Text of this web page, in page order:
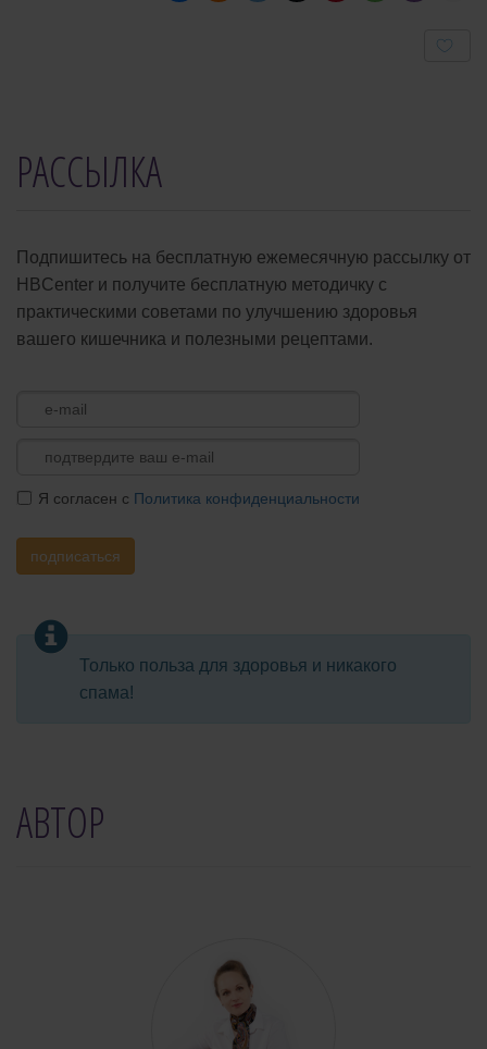
РАССЫЛКА
Подпишитесь на бесплатную ежемесячную рассылку от
HBCenter и получите бесплатную методичку с
практическими советами по улучшению здоровья
вашего кишечника и полезными рецептами.
Я согласен с Политика конфиденциальности
подписаться
Только польза для здоровья и никакого
спама!
АВТОР